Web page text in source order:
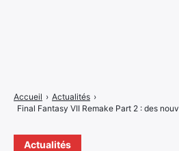
Actualités
Accueil › Actualités ›
Final Fantasy VII Remake Part 2 : des